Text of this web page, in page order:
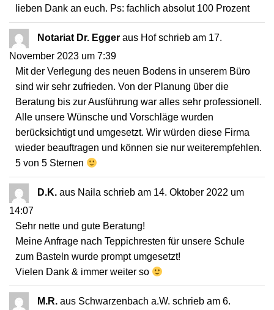
lieben Dank an euch. Ps: fachlich absolut 100 Prozent
Notariat Dr. Egger aus Hof schrieb am 17.
November 2023 um 7:39
Mit der Verlegung des neuen Bodens in unserem Büro
sind wir sehr zufrieden. Von der Planung über die
Beratung bis zur Ausführung war alles sehr professionell.
Alle unsere Wünsche und Vorschläge wurden
berücksichtigt und umgesetzt. Wir würden diese Firma
wieder beauftragen und können sie nur weiterempfehlen.
5 von 5 Sternen
D.K. aus Naila schrieb am 14. Oktober 2022 um
14:07
Sehr nette und gute Beratung!
Meine Anfrage nach Teppichresten für unsere Schule
zum Basteln wurde prompt umgesetzt!
Vielen Dank & immer weiter so
M.R. aus Schwarzenbach a.W. schrieb am 6.